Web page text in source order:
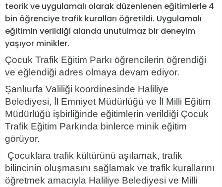
teorik ve uygulamalı olarak düzenlenen eğitimlerle 4
bin öğrenciye trafik kuralları öğretildi. Uygulamalı
eğitimin verildiği alanda unutulmaz bir deneyim
yaşıyor minikler.
Çocuk Trafik Eğitim Parkı öğrencilerin öğrendiği
ve eğ lendiği adres olmaya devam ediyor.
Şanl ıurfa Valiliği koordinesinde Haliliye
Belediyesi, İ l Emniyet Müdürl üğü ve İ l Milli Eğitim
Müdürl üğü işbirliğinde eğitimlerin verildiği Çocuk
Trafik Eğitim Parkında binlerce minik eğitim
görüyor.
Çocuklara trafik kültürünü aşı lamak, trafik
bilincinin oluşmasını sağ lamak ve trafik kurallarını
öğretmek amacıyla Haliliye Belediyesi ve Milli